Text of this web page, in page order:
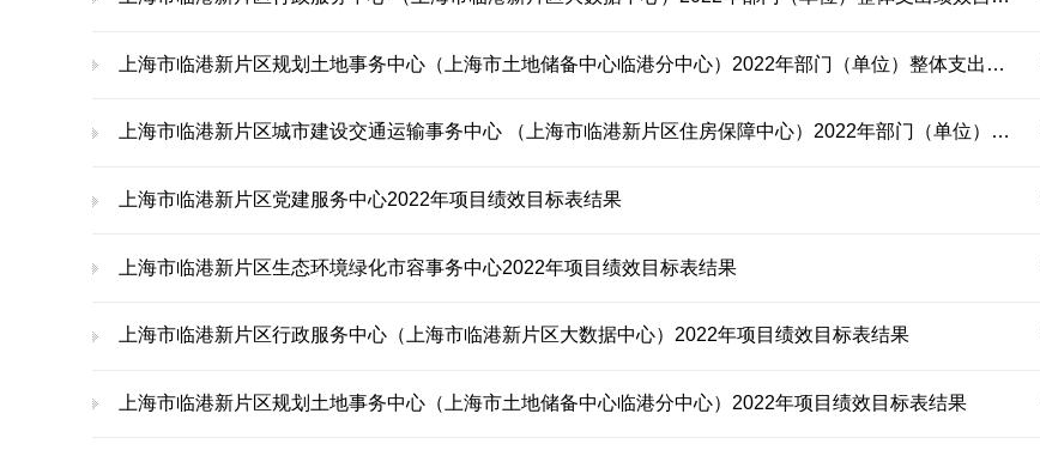
上海市临港新片区规划土地事务中心（上海市土地储备中心临港分中心）2022年部门（单位）整体支出绩效自评结果
上海市临港新片区城市建设交通运输事务中心 （上海市临港新片区住房保障中心）2022年部门（单位）整体支出绩效自评结果
上海市临港新片区党建服务中心2022年项目绩效目标表结果
上海市临港新片区生态环境绿化市容事务中心2022年项目绩效目标表结果
上海市临港新片区行政服务中心（上海市临港新片区大数据中心）2022年项目绩效目标表结果
上海市临港新片区规划土地事务中心（上海市土地储备中心临港分中心）2022年项目绩效目标表结果